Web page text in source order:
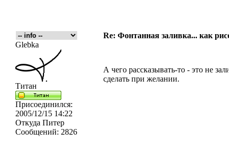
Re: Фонтанная заливка... как
Glebka
Титан
Присоединился:
2005/12/15 14:22
Откуда Питер
Сообщений: 2826
А чего рассказывать-то - это не
сделать при желании.